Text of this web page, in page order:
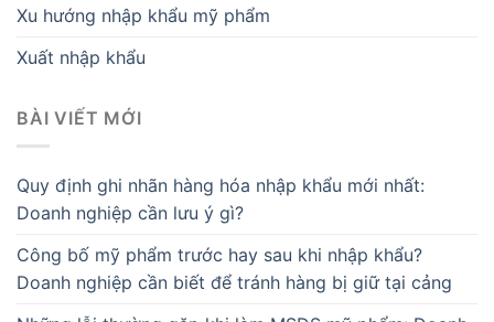
Xu hướng nhập khẩu mỹ phẩm
Xuất nhập khẩu
BÀI VIẾT MỚI
Quy định ghi nhãn hàng hóa nhập khẩu mới nhất:
Doanh nghiệp cần lưu ý gì?
Công bố mỹ phẩm trước hay sau khi nhập khẩu?
Doanh nghiệp cần biết để tránh hàng bị giữ tại cảng